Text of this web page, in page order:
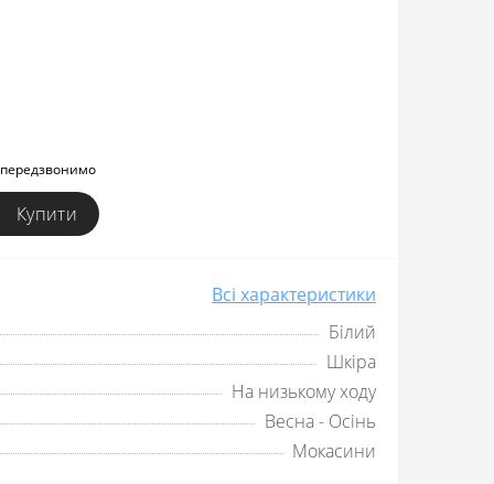
Купити
Всі характеристики
Білий
Шкіра
На низькому ходу
Весна - Осінь
Мокасини